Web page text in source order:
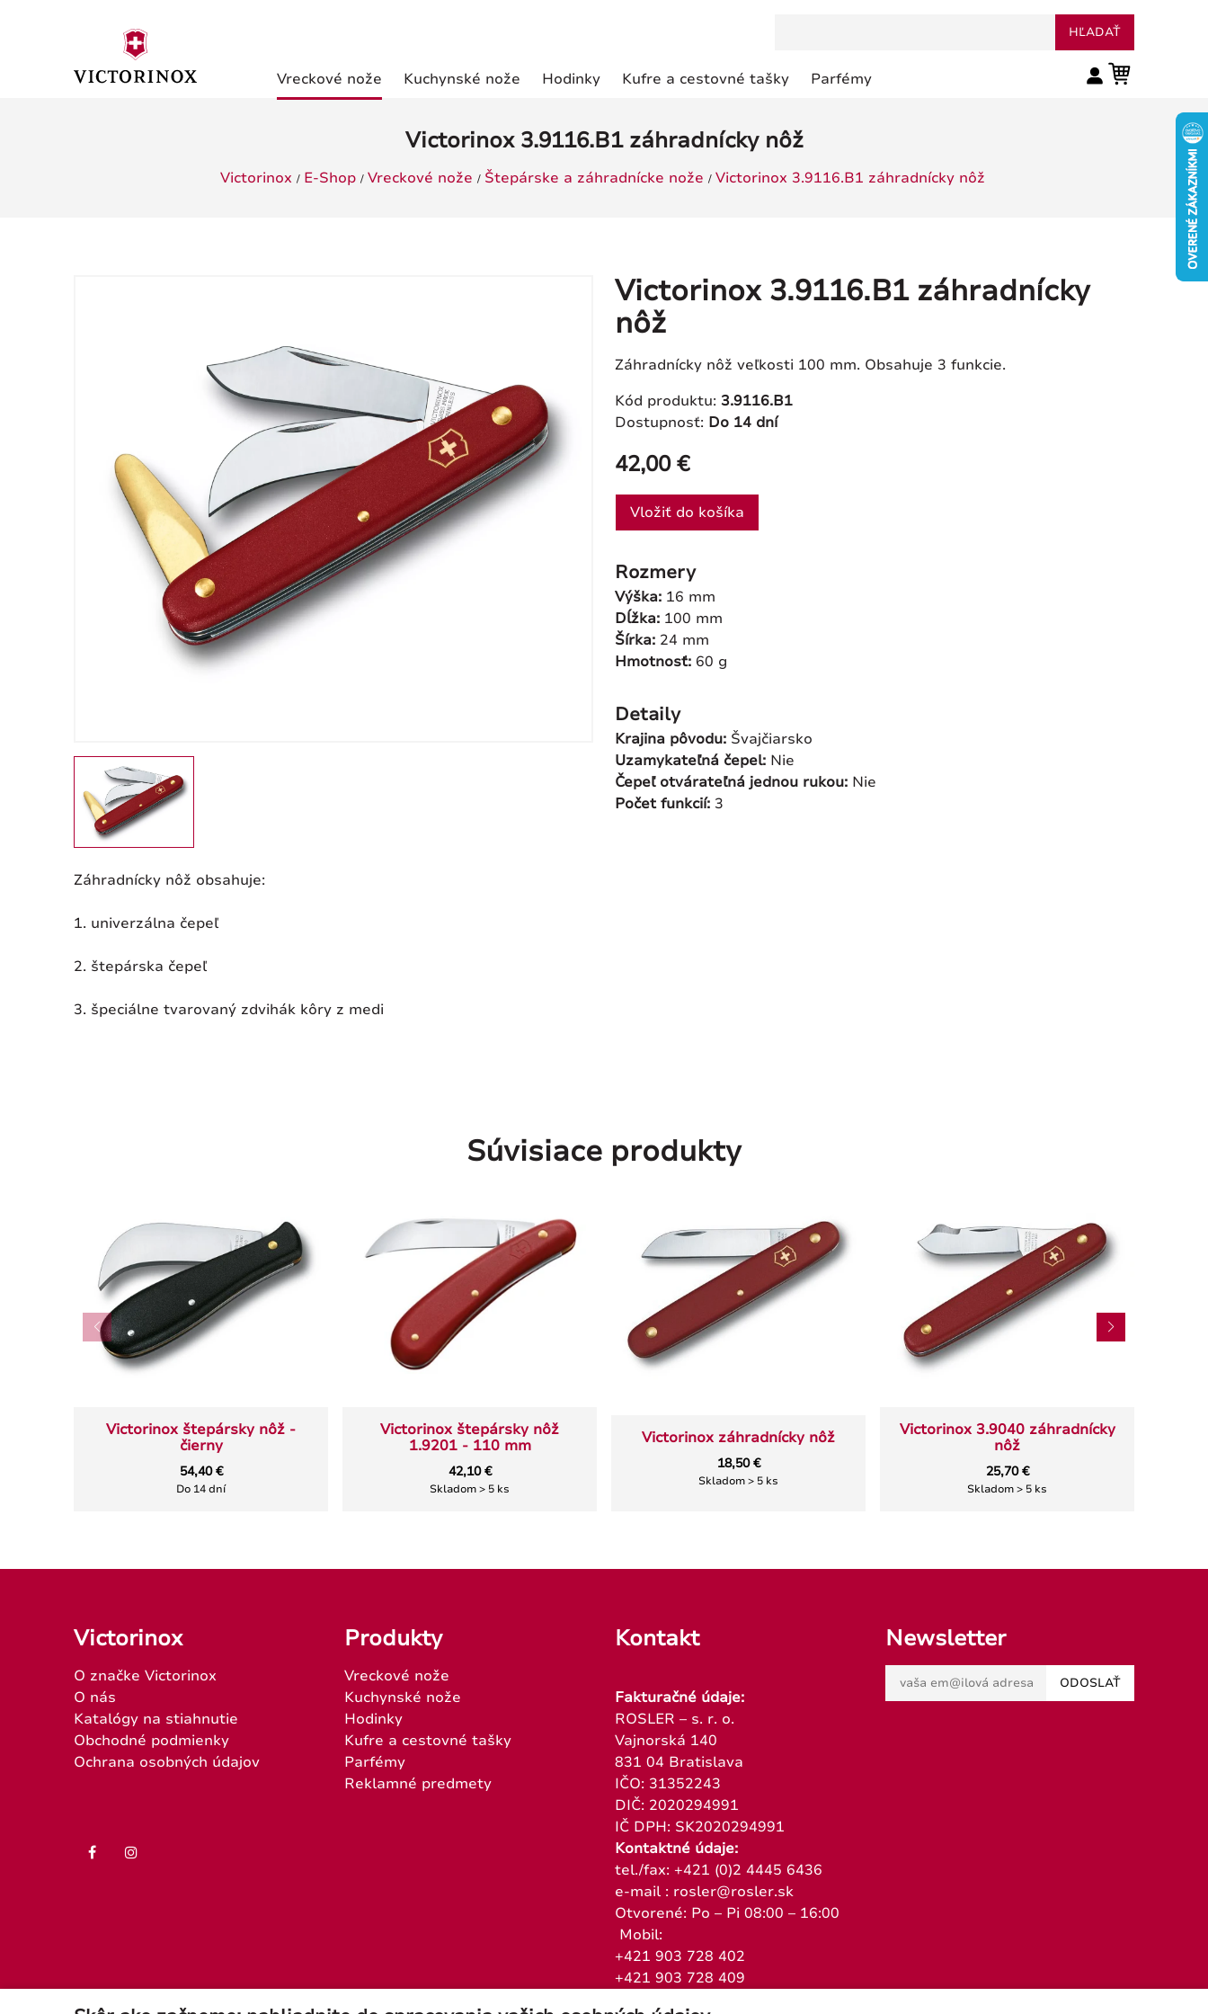
Vreckové nože Kuchynské nože Hodinky Kufre a cestovné tašky Parfémy
HĽADAŤ
Victorinox 3.9116.B1 záhradnícky nôž
Victorinox E-Shop Vreckové nože Štepárske a záhradnícke nože Victorinox 3.9116.B1 záhradnícky nôž
Victorinox 3.9116.B1 záhradnícky
nôž
Záhradnícky nôž veľkosti 100 mm. Obsahuje 3 funkcie.
Kód produktu: 3.9116.B1
Dostupnosť: Do 14 dní
42,00 €
Vložiť do košíka
Rozmery
Výška: 16 mm
Dĺžka: 100 mm
Šírka: 24 mm
Hmotnosť: 60 g
Detaily
Krajina pôvodu: Švajčiarsko
Uzamykateľná čepel: Nie
Čepeľ otvárateľná jednou rukou: Nie
Počet funkcií: 3
Záhradnícky nôž obsahuje:
1. univerzálna čepeľ
2. štepárska čepeľ
3. špeciálne tvarovaný zdvihák kôry z medi
Súvisiace produkty
Victorinox štepársky nôž -
čierny
54,40 €
Do 14 dní
Victorinox štepársky nôž
1.9201 - 110 mm
42,10 €
Skladom > 5 ks
Victorinox záhradnícky nôž
18,50 €
Skladom > 5 ks
Victorinox 3.9040 záhradnícky
nôž
25,70 €
Skladom > 5 ks
Victorinox
O značke Victorinox
O nás
Katalógy na stiahnutie
Obchodné podmienky
Ochrana osobných údajov
Produkty
Vreckové nože
Kuchynské nože
Hodinky
Kufre a cestovné tašky
Parfémy
Reklamné predmety
Kontakt
Fakturačné údaje:
ROSLER – s. r. o.
Vajnorská 140
831 04 Bratislava
IČO: 31352243
DIČ: 2020294991
IČ DPH: SK2020294991
Kontaktné údaje:
tel./fax: +421 (0)2 4445 6436
e-mail : rosler@rosler.sk
Otvorené: Po – Pi 08:00 – 16:00
Mobil:
+421 903 728 402
+421 903 728 409
Newsletter
ODOSLAŤ